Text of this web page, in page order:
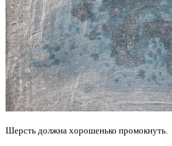
Шерсть должна хорошенько промокнуть.